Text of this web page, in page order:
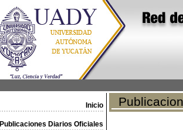
Inicio
Publicaciones Diarios Oficiales